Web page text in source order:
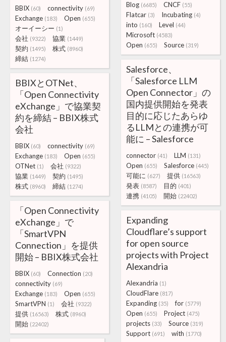
BBIX (60) connectivity (69)
Exchange (183) Open (655)
オーイーシー (1)
会社 (9322) 協業 (1449)
契約 (1495) 株式 (8960)
締結 (1274)
Blog (6685) CNCF (55)
Flatcar (3) Incubating (4)
into (160) Level (44)
Microsoft (4583)
Open (655) Source (319)
Salesforce、
「Salesforce LLM
Open Connector」の
国内提供開始を発表
目的に応じたあらゆ
るLLMとの連携が可
能に – Salesforce
connector (41) LLM (131)
Open (655) Salesforce (445)
可能に (627) 提供 (16563)
発表 (8587) 目的 (401)
連携 (4105) 開始 (22402)
BBIXとOTNet、
「Open Connectivity
eXchange」で協業契
約を締結 – BBIX株式
会社
BBIX (60) connectivity (69)
Exchange (183) Open (655)
OTNet (1) 会社 (9322)
協業 (1449) 契約 (1495)
株式 (8960) 締結 (1274)
「Open Connectivity
eXchange」で
「SmartVPN
Connection」を提供
開始 – BBIX株式会社
BBIX (60) Connection (20)
connectivity (69)
Exchange (183) Open (655)
SmartVPN (1) 会社 (9322)
提供 (16563) 株式 (8960)
開始 (22402)
Expanding
Cloudflare’s support
for open source
projects with Project
Alexandria
Alexandria (1)
CloudFlare (817)
Expanding (35) for (5779)
Open (655) Project (475)
projects (33) Source (319)
Support (691) with (1770)